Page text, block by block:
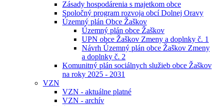
Zásady hospodárenia s majetkom obce
Spoločný program rozvoja obcí Dolnej Oravy
Územný plán Obce Žaškov
Územný plán obce Žaškov
UPN obce Žaškov Zmeny a doplnky č. 1
Návrh Územný plán obce Žaškov Zmeny
a doplnky č. 2
Komunitný plán sociálnych služieb obce Žaškov
na roky 2025 - 2031
VZN
VZN - aktuálne platné
VZN - archív